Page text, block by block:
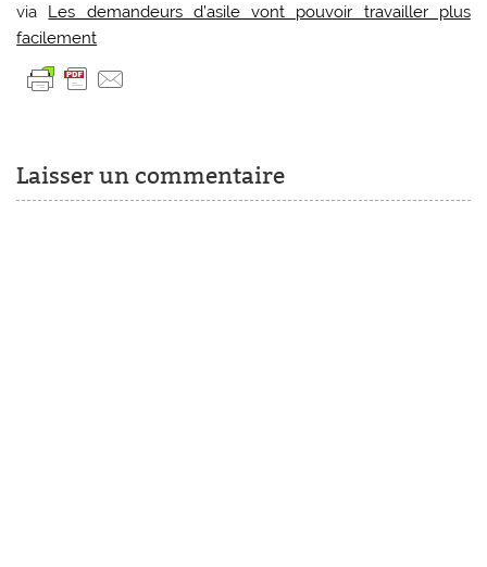
via Les demandeurs d’asile vont pouvoir travailler plus
facilement
Laisser un commentaire